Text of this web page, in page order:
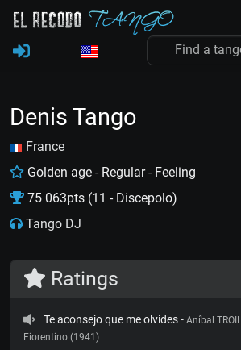
Denis Tango
France
Golden age - Regular - Feeling
75 063pts (11 - Discepolo)
Tango DJ
Ratings
Te aconsejo que me olvides- Aníbal
Fiorentino (1941)